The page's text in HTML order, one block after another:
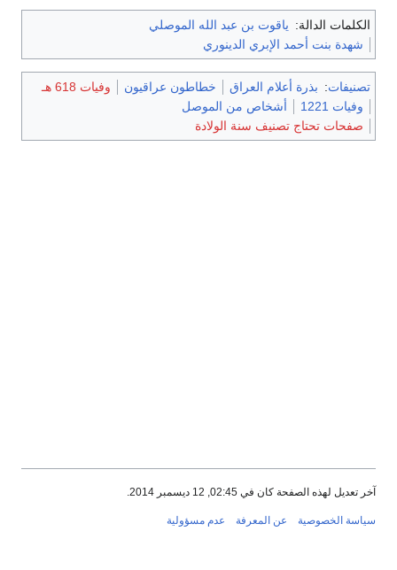
الكلمات الدالة: ياقوت بن عبد الله الموصلي
شهدة بنت أحمد الإبري الدينوري
تصنيفات: بذرة أعلام العراق خطاطون عراقيون
وفيات 618 هـ
وفيات 1221
أشخاص من الموصل
صفحات تحتاج تصنيف سنة الولادة
آخر تعديل لهذه الصفحة كان في 02:45, 12 ديسمبر 2014.
سياسة الخصوصية عن المعرفة عدم مسؤولية